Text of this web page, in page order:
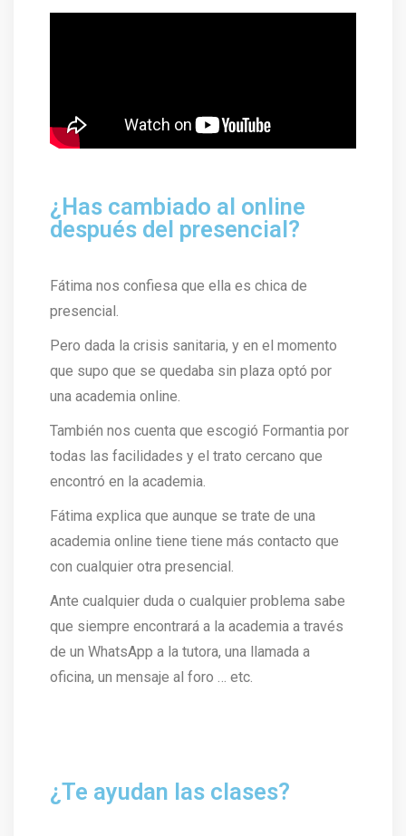
¿Has cambiado al online
después del presencial?
Fátima nos confiesa que ella es chica de
presencial.
Pero dada la crisis sanitaria, y en el momento
que supo que se quedaba sin plaza optó por
una academia online.
También nos cuenta que escogió Formantia por
todas las facilidades y el trato cercano que
encontró en la academia.
Fátima explica que aunque se trate de una
academia online tiene tiene más contacto que
con cualquier otra presencial.
Ante cualquier duda o cualquier problema sabe
que siempre encontrará a la academia a través
de un WhatsApp a la tutora, una llamada a
oficina, un mensaje al foro … etc.
¿Te ayudan las clases?